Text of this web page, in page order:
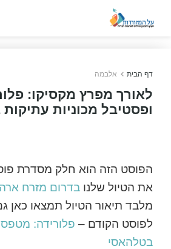
דף הבית אלבמה
לאורך מפרץ מקסיקו:
ופסטיבל מכוניות עתיקות
הפוסט הזה הוא חלק מסדרת
את הטיול שלנו בדרום מזרח
מלבד תיאור הטיול תמצאו כאן
לפוסט הקודם – פלורידה:
בטלהאסי